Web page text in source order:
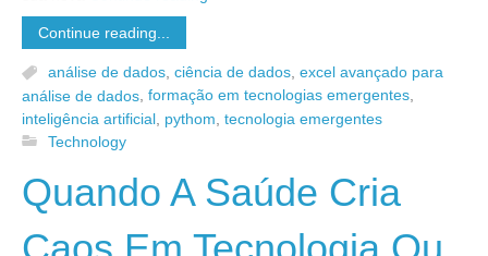
Continue reading...
análise de dados, ciência de dados, excel avançado para
análise de dados, formação em tecnologias emergentes,
inteligência artificial pythom tecnologia emergentes
Technology
Quando A Saúde Cria